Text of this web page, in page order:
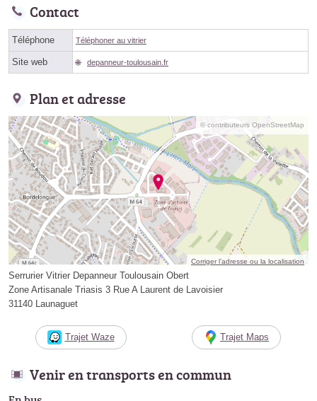
Contact
Téléphone Téléphoner au vitrier
Site web depanneur-toulousain.fr
Plan et adresse
© contributeurs OpenStreetMap
Corriger l’adresse ou la localisation
Serrurier Vitrier Depanneur Toulousain Obert
Zone Artisanale Triasis 3 Rue A Laurent de Lavoisier
31140 Launaguet
Trajet Waze Trajet Maps
Venir en transports en commun